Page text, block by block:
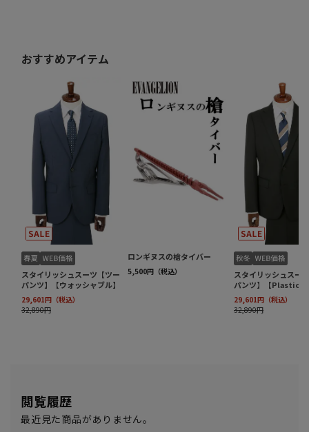
閲覧履歴
最近見た商品がありません。